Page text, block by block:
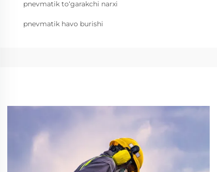
pnevmatik to‘garakchi narxi
pnevmatik havo burishi